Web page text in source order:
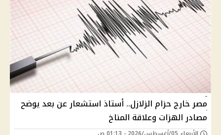
مصر خارج حزام الزلازل.. أستاذ استشعار عن بعد يوضح
مصادر الهزات وعلاقة المناخ